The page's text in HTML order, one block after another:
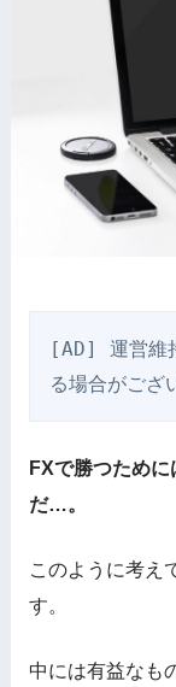
[AD] 運営維
る場合がござ
FXで勝つため
だ…。
このように考え
す。
中には有益なも